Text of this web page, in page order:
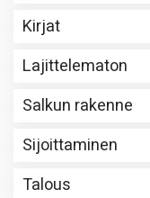
Kirjat
Lajittelematon
Salkun rakenne
Sijoittaminen
Talous